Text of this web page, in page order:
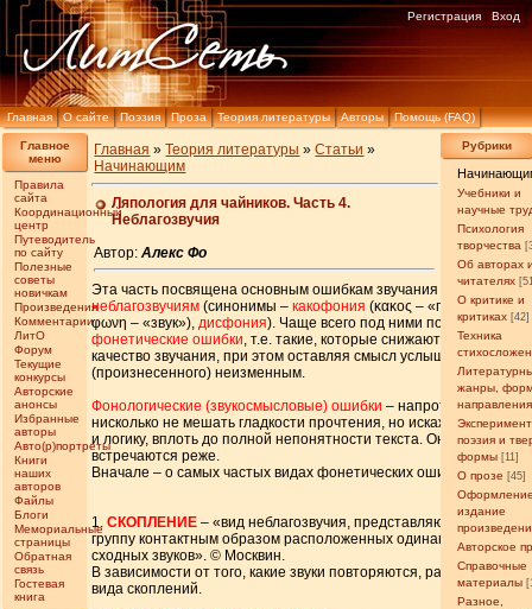
Главная О сайте Поэзия Проза Теория литературы Авторы Помощь (FAQ)
Регистрация Вход
Главное
меню
Правила
сайта
Координационный
центр
Путеводитель
по сайту
Полезные
советы
новичкам
Произведения
Комментарии
ЛитО
Форум
Текущие
конкурсы
Авторские
анонсы
Избранные
авторы
Авто(р)портреты
Книги
наших
авторов
Файлы
Блоги
Мемориальные
страницы
Обратная
связь
Гостевая
книга
Рубрики
Учебники и
научные
Психология
творчества
Об авторах
читателях
О критике и
критиках [42]
Техника
жанры,
направления
поэзия и
формы [11]
О прозе [45]
издание
Авторское
Справочные
материалы
Разное,
Главная »Теория литературы »Статьи »
Начинающим
Ляпология для чайников. Часть 4.
Неблагозвучия
Автор:Алекс Фо
Эта часть посвящена основным ошибкам звучания –
неблагозвучиям (синонимы –какофония (κακоς – «плохой»,
φωνη – «звук»),дисфония). Чаще всего под ними понимаются
фонетические ошибки, т.е. такие, которые снижают лишь
качество звучания, при этом оставляя смысл услышанного
(произнесенного) неизменным.
Фонологические (звукосмысловые) ошибки – напротив, могут
нисколько не мешать гладкости прочтения, но искажают смысл
и логику, вплоть до полной непонятности текста. Они
встречаются реже.
Вначале – о самых частых видах фонетических ошибок.
1.СКОПЛЕНИЕ – «вид неблагозвучия, представляющий собой
группу контактным образом расположенных одинаковых либо
сходных звуков». © Москвин.
В зависимости от того, какие звуки повторяются, различают два
вида скоплений.